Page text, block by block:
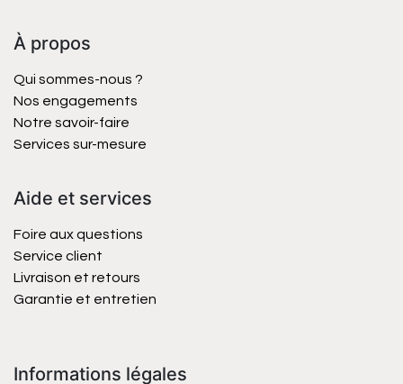
À propos
Qui sommes-nous ?
Nos engagements
Notre savoir-faire
Services sur-mesure
Aide et services
Foire aux questions
Service client
Livraison et retours
Garantie et entretien
Informations légales